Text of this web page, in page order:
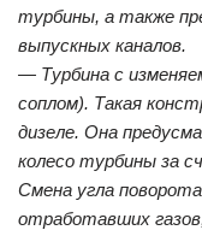
турбины, а также
выпускных каналов.
— Турбина с
соплом). Такая
дизеле. Она
колесо турбины за
Смена угла
отработавших